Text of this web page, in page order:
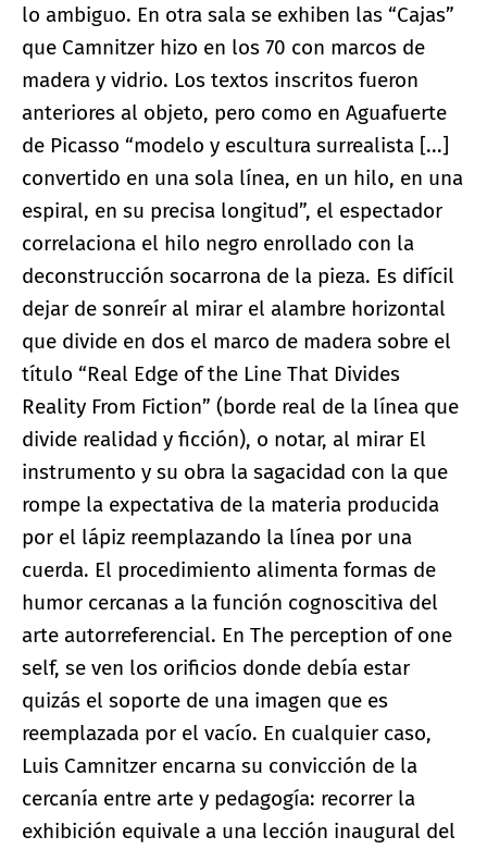
lo ambiguo. En otra sala se exhiben las “Cajas”
que Camnitzer hizo en los 70 con marcos de
madera y vidrio. Los textos inscritos fueron
anteriores al objeto, pero como en Aguafuerte
de Picasso “modelo y escultura surrealista [...]
convertido en una sola línea, en un hilo, en una
espiral, en su precisa longitud”, el espectador
correlaciona el hilo negro enrollado con la
deconstrucción socarrona de la pieza. Es difícil
dejar de sonreír al mirar el alambre horizontal
que divide en dos el marco de madera sobre el
título “Real Edge of the Line That Divides
Reality From Fiction” (borde real de la línea que
divide realidad y ficción), o notar, al mirar El
instrumento y su obra la sagacidad con la que
rompe la expectativa de la materia producida
por el lápiz reemplazando la línea por una
cuerda. El procedimiento alimenta formas de
humor cercanas a la función cognoscitiva del
arte autorreferencial. En The perception of one
self, se ven los orificios donde debía estar
quizás el soporte de una imagen que es
reemplazada por el vacío. En cualquier caso,
Luis Camnitzer encarna su convicción de la
cercanía entre arte y pedagogía: recorrer la
exhibición equivale a una lección inaugural del